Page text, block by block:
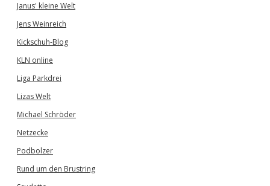
Janus' kleine Welt
Jens Weinreich
Kickschuh-Blog
KLN online
Liga Parkdrei
Lizas Welt
Michael Schröder
Netzecke
Podbolzer
Rund um den Brustring